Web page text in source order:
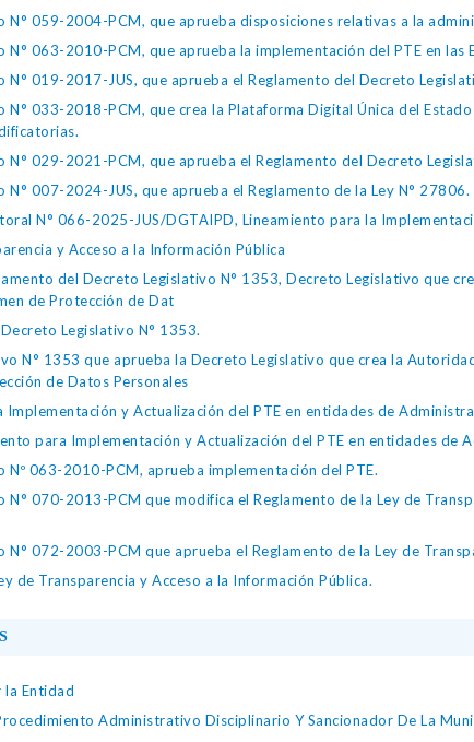
N° 059-2004-PCM, que aprueba disposiciones relativas a la
N° 063-2010-PCM, que aprueba la implementación del PTE en las
N° 019-2017-JUS, que aprueba el Reglamento del Decreto
N° 033-2018-PCM, que crea la Plataforma Digital Única del
N° 029-2021-PCM, que aprueba el Reglamento del Decreto
N° 007-2024-JUS, que aprueba el Reglamento de la Ley N° 27806.
N° 066-2025-JUS/DGTAIPD, Lineamiento para la
y Acceso a la Información Pública
del Decreto Legislativo N° 1353, Decreto Legislativo que
de Protección de Dat
Legislativo N° 1353.
N° 1353 que aprueba la Decreto Legislativo que crea la
de Datos Personales
Implementación y Actualización del PTE en entidades de
para Implementación y Actualización del PTE en entidades de
Nº 063-2010-PCM, aprueba implementación del PTE.
N° 070-2013-PCM que modifica el Reglamento de la Ley de
N° 072-2003-PCM que aprueba el Reglamento de la Ley de
de Transparencia y Acceso a la Información Pública.
la Entidad
Administrativo Disciplinario Y Sancionador De La